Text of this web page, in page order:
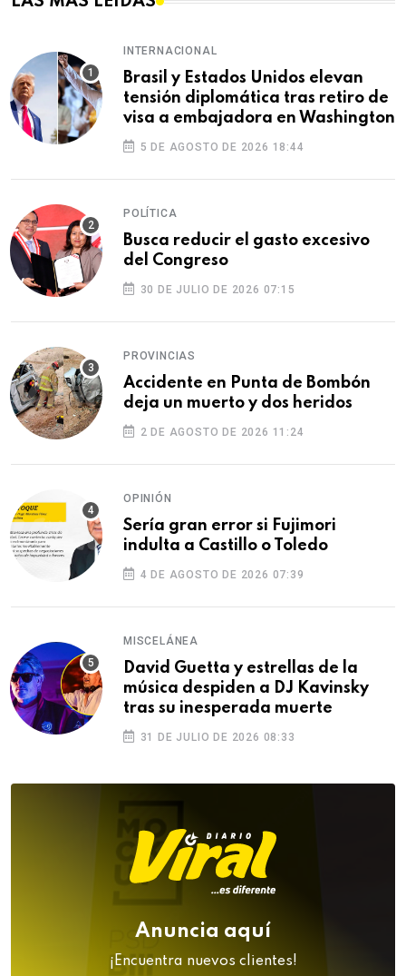
INTERNACIONAL
Brasil y Estados Unidos elevan
tensión diplomática tras retiro de
visa a embajadora en Washington
5 DE AGOSTO DE 2026 18:44
POLÍTICA
Busca reducir el gasto excesivo
del Congreso
30 DE JULIO DE 2026 07:15
PROVINCIAS
Accidente en Punta de Bombón
deja un muerto y dos heridos
2 DE AGOSTO DE 2026 11:24
OPINIÓN
Sería gran error si Fujimori
indulta a Castillo o Toledo
4 DE AGOSTO DE 2026 07:39
MISCELÁNEA
David Guetta y estrellas de la
música despiden a DJ Kavinsky
tras su inesperada muerte
31 DE JULIO DE 2026 08:33
Anuncia aquí
¡Encuentra nuevos clientes!